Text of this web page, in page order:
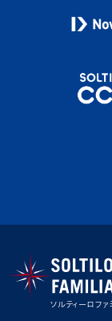
ソルティーロ ファ